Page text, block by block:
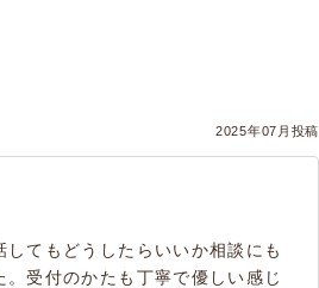
2025年07月投稿
てもどうしたらいいか相談にも
受付のかたも丁寧で優しい感じ